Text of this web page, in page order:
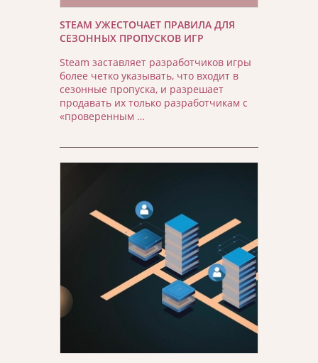
STEAM УЖЕСТОЧАЕТ ПРАВИЛА ДЛЯ
СЕЗОННЫХ ПРОПУСКОВ ИГР
Steam заставляет разработчиков игры
более четко указывать, что входит в
сезонные пропуска, и разрешает
продавать их только разработчикам с
«проверенным …